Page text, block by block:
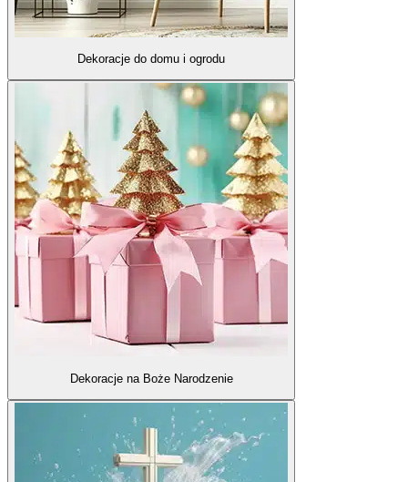
Dekoracje do domu i ogrodu
Dekoracje na Boże Narodzenie